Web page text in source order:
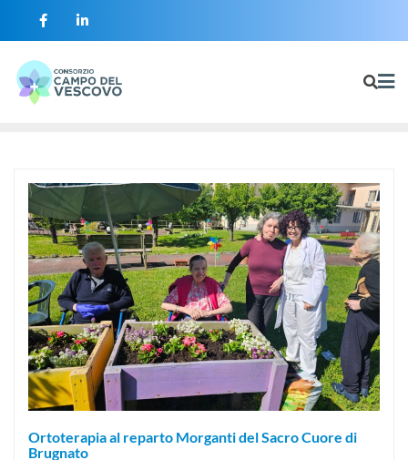
contenuto
Ortoterapia al reparto Morganti del Sacro Cuore di
Brugnato